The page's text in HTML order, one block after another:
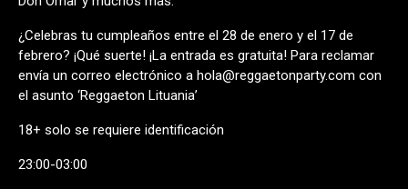
¿Celebras tu cumpleaños entre el 28 de enero y el 17 de
febrero? ¡Qué suerte! ¡La entrada es gratuita! Para reclamar
envía un correo electrónico a hola@reggaetonparty.com con
el asunto ‘Reggaeton Lituania’
18+ solo se requiere identificación
23:00-03:00